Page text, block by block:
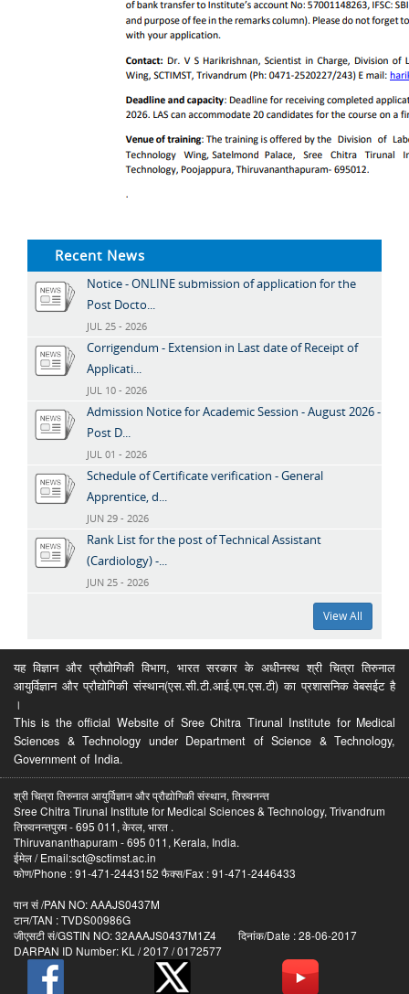
Recent News
Notice - ONLINE submission of application for the
Post Docto...
JUL 25 - 2026
Corrigendum - Extension in Last date of Receipt of
Applicati...
JUL 10 - 2026
Admission Notice for Academic Session - August 2026 -
Post D...
JUL 01 - 2026
Schedule of Certificate verification - General
Apprentice, d...
JUN 29 - 2026
Rank List for the post of Technical Assistant
(Cardiology) -...
JUN 25 - 2026
View All
यह विज्ञान और प्रौद्योगिकी विभाग, भारत सरकार के अधीनस्थ श्री चित्रा तिरुनाल
आयुर्विज्ञान और प्रौद्योगिकी संस्थान(एस.सी.टी.आई.एम.एस.टी) का प्रशासनिक वेबसईट है
।
This is the official Website of Sree Chitra Tirunal Institute for Medical
Sciences & Technology under Department of Science & Technology,
Government of India.
श्री चित्रा तिरुनाल आयुर्विज्ञान और प्रौद्योगिकी संस्थान, तिरुवनन्त
Sree Chitra Tirunal Institute for Medical Sciences & Technology, Trivandrum
तिरुवनन्तपुरम - 695 011, केरल, भारत .
Thiruvananthapuram - 695 011, Kerala, India.
ईमेल / Email:sct@sctimst.ac.in
फोण/Phone : 91-471-2443152 फैक्स/Fax : 91-471-2446433
पान सं /PAN NO: AAAJS0437M
टान/TAN : TVDS00986G
जीएसटी सं/GSTIN NO: 32AAAJS0437M1Z4 दिनांक/Date : 28-06-2017
DARPAN ID Number: KL / 2017 / 0172577